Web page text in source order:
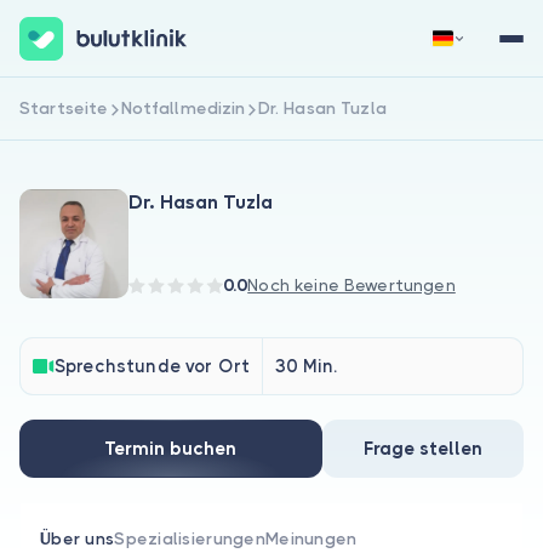
Für Patienten
Sind Sie Arzt?
Jetzt registrieren Anmelden
Startseite Notfallmedizin Dr. Hasan Tuzla
Dr. Hasan Tuzla
0.0Noch keine Bewertungen
Sprechstunde vor Ort 30 Min.
Termin buchen Frage stellen
Über unsSpezialisierungenMeinungen